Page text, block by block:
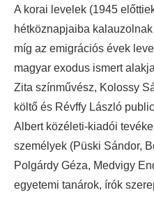
A korai levelek (1945
hétköznapjaiba
míg az emigrációs évek
magyar exodus ismert
Zita színművész, Kolossy
költő és Révffy László
Albert közéleti-kiadói
személyek (Püski Sándor,
Polgárdy Géza, Medvigy
egyetemi tanárok, írók